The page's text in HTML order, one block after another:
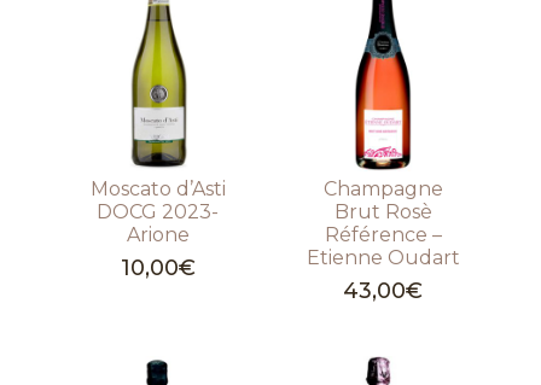
Moscato d’Asti
DOCG 2023-
Arione
10,00€
Champagne
Brut Rosè
Référence –
Etienne Oudart
43,00€